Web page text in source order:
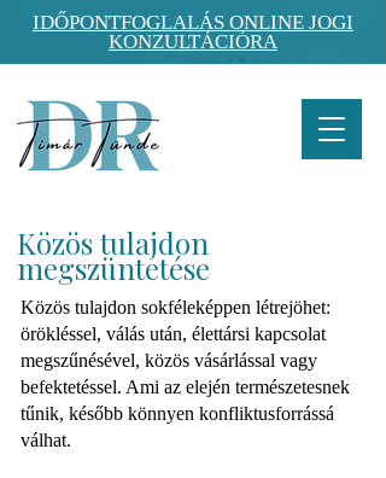
IDŐPONTFOGLALÁS ONLINE JOGI
KONZULTÁCIÓRA
Közös tulajdon
megszüntetése
Közös tulajdon sokféleképpen létrejöhet:
örökléssel, válás után, élettársi kapcsolat
megszűnésével, közös vásárlással vagy
befektetéssel. Ami az elején természetesnek
tűnik, később könnyen konfliktusforrássá
válhat.